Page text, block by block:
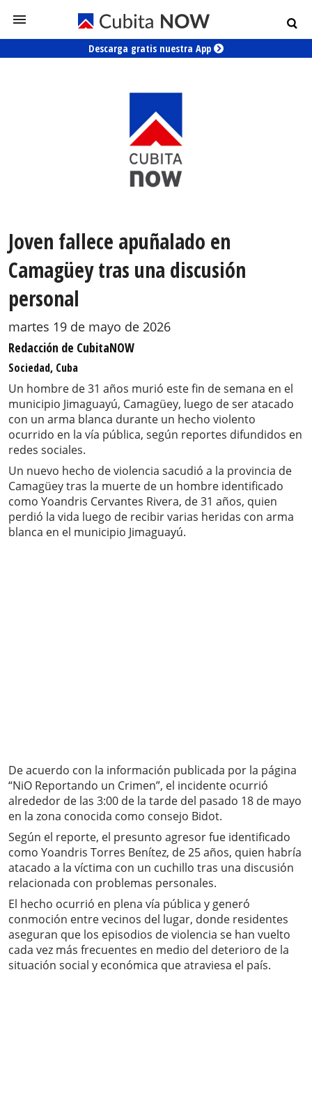
Descarga gratis nuestra App
Joven fallece apuñalado en
Camagüey tras una discusión
personal
martes 19 de mayo de 2026
Redacción de CubitaNOW
Sociedad, Cuba
Un hombre de 31 años murió este fin de semana en el
municipio Jimaguayú, Camagüey, luego de ser atacado
con un arma blanca durante un hecho violento
ocurrido en la vía pública, según reportes difundidos en
redes sociales.
Un nuevo hecho de violencia sacudió a la provincia de
Camagüey tras la muerte de un hombre identificado
como Yoandris Cervantes Rivera, de 31 años, quien
perdió la vida luego de recibir varias heridas con arma
blanca en el municipio Jimaguayú.
De acuerdo con la información publicada por la página
“NiO Reportando un Crimen”, el incidente ocurrió
alrededor de las 3:00 de la tarde del pasado 18 de mayo
en la zona conocida como consejo Bidot.
Según el reporte, el presunto agresor fue identificado
como Yoandris Torres Benítez, de 25 años, quien habría
atacado a la víctima con un cuchillo tras una discusión
relacionada con problemas personales.
El hecho ocurrió en plena vía pública y generó
conmoción entre vecinos del lugar, donde residentes
aseguran que los episodios de violencia se han vuelto
cada vez más frecuentes en medio del deterioro de la
situación social y económica que atraviesa el país.